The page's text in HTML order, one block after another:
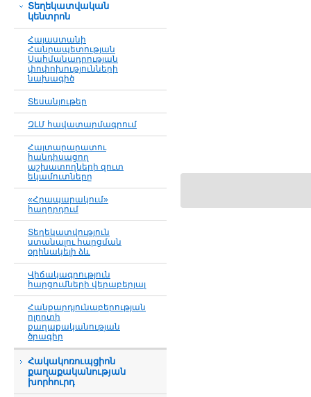
Տեղեկատվական
կենտրոն
Հայաստանի
Հանրապետության
Սահմանադրության
փոփոխությունների
նախագիծ
Տեսանյութեր
ԶԼՄ հավատարմագրում
Հայտարարատու
հանդիսացող
աշխատողների զուտ
եկամուտները
«Հրապարակում»
հաղորդում
Տեղեկատվություն
ստանալու հարցման
օրինակելի ձև
Վիճակագրություն
հարցումների վերաբերյալ
Հանքարդյունաբերության
ոլորտի
քաղաքականության
ծրագիր
Հակակոռուպցիոն
քաղաքականության
խորհուրդ